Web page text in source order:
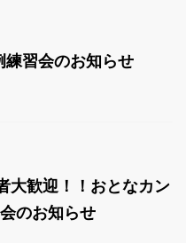
練習会のお知らせ
大歓迎！！おとなカン
のお知らせ